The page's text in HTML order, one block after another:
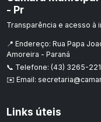
- Pr
Transparência e acesso à
📍 Endereço: Rua Papa
Amoreira - Paraná
📞 Telefone: (43) 3265-
✉️ Email:
Links úteis